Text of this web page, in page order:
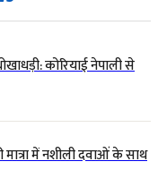
कोरियाई नेपाली से
में नशीली दवाओं के साथ